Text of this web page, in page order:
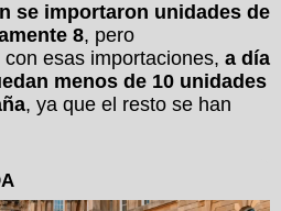
se importaron unidades de
8, pero
esas importaciones, a día
menos de 10 unidades
, ya que el resto se han